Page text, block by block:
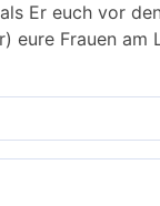
Er euch vor
eure Frauen am